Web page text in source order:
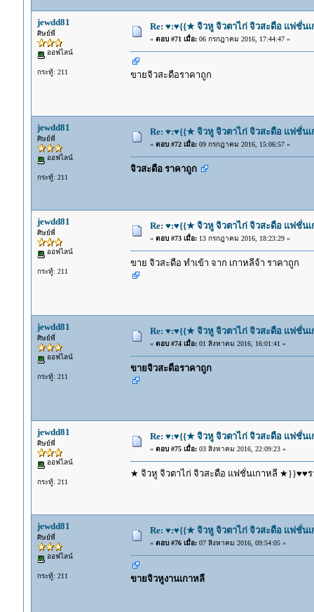
jewdd81
ศิษย์พี่
ออฟไลน์
กระทู้: 211
Re: ♥:♥{{★ จิวหู จิวตาไก่ จิวสะดือ แฟชั่น
« ตอบ #71 เมื่อ:06 กรกฎาคม 2016, 17:44:47 »
ขายจิวสะดือราคาถูก
jewdd81
ศิษย์พี่
ออฟไลน์
กระทู้: 211
Re: ♥:♥{{★ จิวหู จิวตาไก่ จิวสะดือ แฟชั่น
« ตอบ #72 เมื่อ:09 กรกฎาคม 2016, 15:06:57 »
จิวสะดือ ราคาถูก
jewdd81
ศิษย์พี่
ออฟไลน์
กระทู้: 211
Re: ♥:♥{{★ จิวหู จิวตาไก่ จิวสะดือ แฟชั่น
« ตอบ #73 เมื่อ:13 กรกฎาคม 2016, 18:23:29 »
ขาย จิวสะดือ ทำเข้า จาก เกาหลีจ้า ราคาถูก
jewdd81
ศิษย์พี่
ออฟไลน์
กระทู้: 211
Re: ♥:♥{{★ จิวหู จิวตาไก่ จิวสะดือ แฟชั่น
« ตอบ #74 เมื่อ:01 สิงหาคม 2016, 16:01:41 »
ขายจิวสะดือราคาถูก
jewdd81
ศิษย์พี่
ออฟไลน์
กระทู้: 211
Re: ♥:♥{{★ จิวหู จิวตาไก่ จิวสะดือ แฟชั่น
« ตอบ #75 เมื่อ:03 สิงหาคม 2016, 22:09:23 »
★ จิวหู จิวตาไก่ จิวสะดือ แฟชั่นเกาหลี ★}}♥♥ร
jewdd81
ศิษย์พี่
ออฟไลน์
กระทู้: 211
Re: ♥:♥{{★ จิวหู จิวตาไก่ จิวสะดือ แฟชั่น
« ตอบ #76 เมื่อ:07 สิงหาคม 2016, 09:54:05 »
ขายจิวหูงานเกาหลี